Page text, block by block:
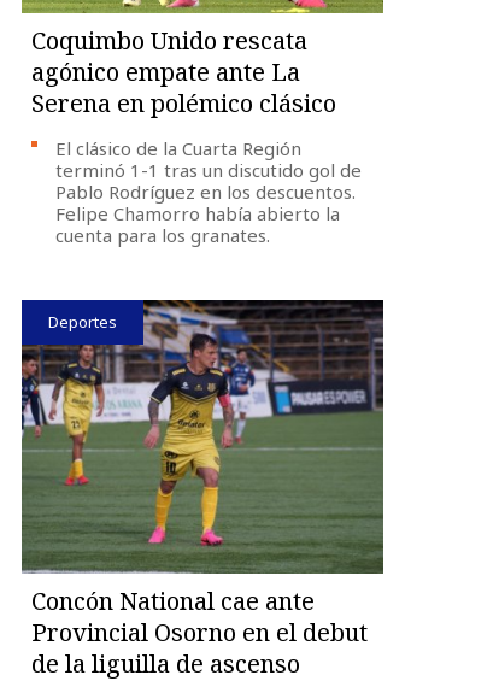
Coquimbo Unido rescata
agónico empate ante La
Serena en polémico clásico
El clásico de la Cuarta Región
terminó 1-1 tras un discutido gol de
Pablo Rodríguez en los descuentos.
Felipe Chamorro había abierto la
cuenta para los granates.
Deportes
Concón National cae ante
Provincial Osorno en el debut
de la liguilla de ascenso